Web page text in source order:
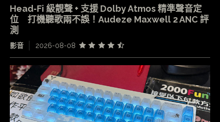
Head-Fi 級靚聲 + 支援 Dolby Atmos 精準聲音定
位 打機聽歌兩不誤！Audeze Maxwell 2 ANC 評
測
影音 2026-08-08